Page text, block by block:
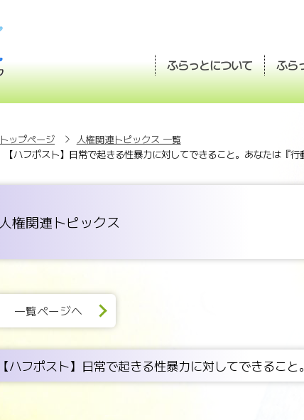
ふらっとについて ふら
トップページ
人権関連トピックス 一覧
【ハフポスト】日常で起きる性暴力に対してできること。あなたは『
人権関連トピックス
一覧ページへ
【ハフポスト】日常で起きる性暴力に対してできるこ